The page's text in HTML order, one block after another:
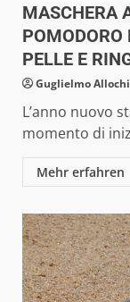
MASCHERA
POMODORO
PELLE E
Guglielmo
L’anno nuovo
momento di
Mehr erfahren